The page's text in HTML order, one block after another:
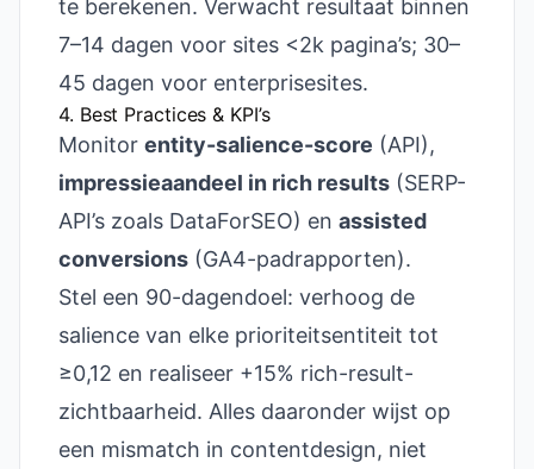
te berekenen. Verwacht resultaat binnen
7–14 dagen voor sites <2k pagina’s; 30–
45 dagen voor enterprisesites.
4. Best Practices & KPI’s
Monitor entity-salience-score (API),
impressie­aandeel in rich results (SERP-
API’s zoals DataForSEO) en assisted
conversions (GA4-padrapporten).
Stel een 90-dagen­doel: verhoog de
salience van elke prioriteitsentiteit tot
≥0,12 en realiseer +15% rich-result-
zichtbaarheid. Alles daaronder wijst op
een mismatch in contentdesign, niet